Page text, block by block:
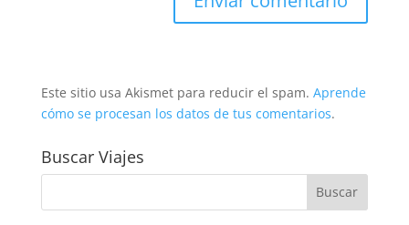
Este sitio usa Akismet para reducir el spam. Aprende
cómo se procesan los datos de tus comentarios.
Buscar Viajes